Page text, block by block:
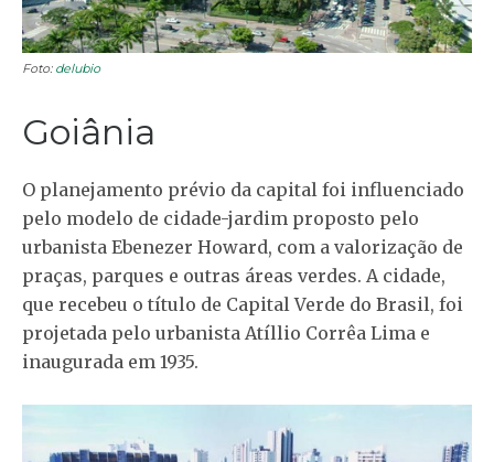
Foto: delubio
Goiânia
O planejamento prévio da capital foi influenciado
pelo modelo de cidade-jardim proposto pelo
urbanista Ebenezer Howard, com a valorização de
praças, parques e outras áreas verdes. A cidade,
que recebeu o título de Capital Verde do Brasil, foi
projetada pelo urbanista Atíllio Corrêa Lima e
inaugurada em 1935.